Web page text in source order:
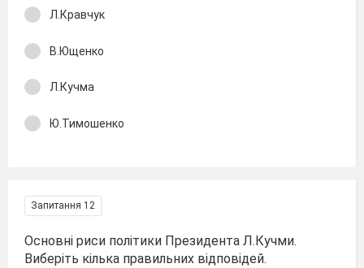
Л.Кравчук
В.Ющенко
Л.Кучма
Ю.Тимошенко
Запитання 12
Основні риси політики Президента Л.Кучми.
Виберіть кілька правильних відповідей.